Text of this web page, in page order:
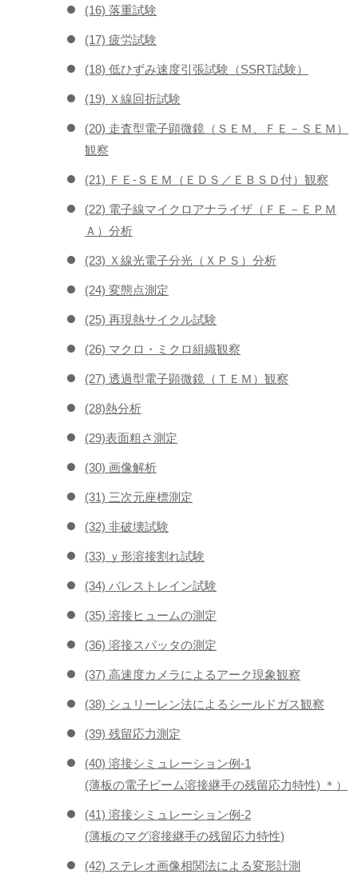
(16) 落重試験
(17) 疲労試験
(18) 低ひずみ速度引張試験（SSRT試験）
(19) Ｘ線回折試験
(20) 走査型電子顕微鏡（ＳＥＭ、ＦＥ－ＳＥＭ）
観察
(21) ＦＥ-ＳＥＭ（ＥＤＳ／ＥＢＳＤ付）観察
(22) 電子線マイクロアナライザ（ＦＥ－ＥＰＭ
Ａ）分析
(23) Ｘ線光電子分光（ＸＰＳ）分析
(24) 変態点測定
(25) 再現熱サイクル試験
(26) マクロ・ミクロ組織観察
(27) 透過型電子顕微鏡（ＴＥＭ）観察
(28)熱分析
(29)表面粗さ測定
(30) 画像解析
(31) 三次元座標測定
(32) 非破壊試験
(33) ｙ形溶接割れ試験
(34) バレストレイン試験
(35) 溶接ヒュームの測定
(36) 溶接スパッタの測定
(37) 高速度カメラによるアーク現象観察
(38) シュリーレン法によるシールドガス観察
(39) 残留応力測定
(40) 溶接シミュレーション例-1
(薄板の電子ビーム溶接継手の残留応力特性) ＊）
(41) 溶接シミュレーション例-2
(薄板のマグ溶接継手の残留応力特性)
(42) ステレオ画像相関法による変形計測